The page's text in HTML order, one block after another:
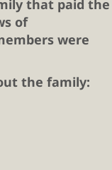
that paid the
of
were
the family: